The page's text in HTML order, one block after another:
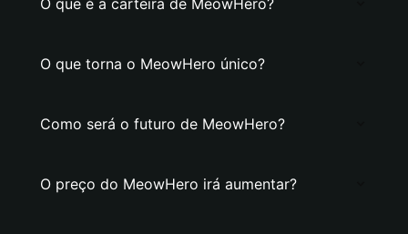
O que é a carteira de MeowHero?
O que torna o MeowHero único?
Como será o futuro de MeowHero?
O preço do MeowHero irá aumentar?